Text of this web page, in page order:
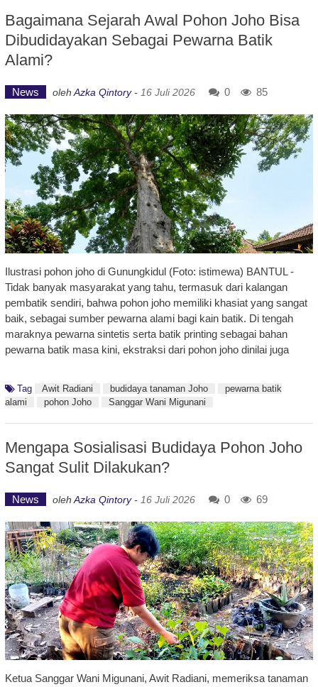
Bagaimana Sejarah Awal Pohon Joho Bisa
Dibudidayakan Sebagai Pewarna Batik
Alami?
News olehAzka Qintory- 16 Juli 2026 0 85
Ilustrasi pohon joho di Gunungkidul (Foto: istimewa) BANTUL -
Tidak banyak masyarakat yang tahu, termasuk dari kalangan
pembatik sendiri, bahwa pohon joho memiliki khasiat yang sangat
baik, sebagai sumber pewarna alami bagi kain batik. Di tengah
maraknya pewarna sintetis serta batik printing sebagai bahan
pewarna batik masa kini, ekstraksi dari pohon joho dinilai juga
Tag Awit Radiani budidaya tanaman Joho
pewarna batik
alami
pohon Joho Sanggar Wani Migunani
Mengapa Sosialisasi Budidaya Pohon Joho
Sangat Sulit Dilakukan?
News oleh Azka Qintory- 16 Juli 2026 0 69
Ketua Sanggar Wani Migunani, Awit Radiani, memeriksa tanaman